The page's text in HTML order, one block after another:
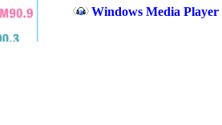
Windows Media